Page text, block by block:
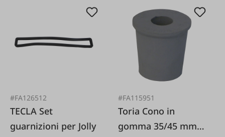
#FA126512
TECLA Set
guarnizioni per Jolly
#FA115951
Toria Cono in
gomma 35/45 mm